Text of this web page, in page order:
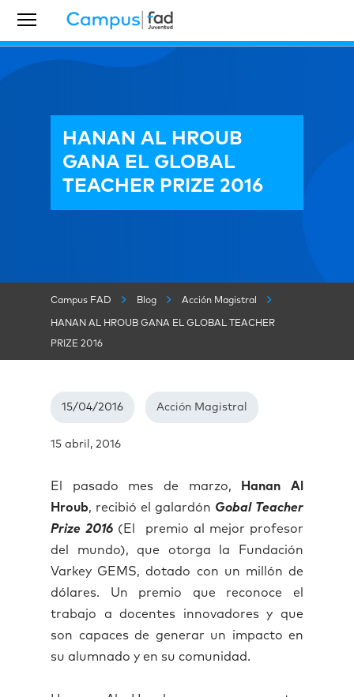
HANAN AL HROUB
GANA EL GLOBAL
TEACHER PRIZE 2016
Campus FAD Blog Acción Magistral
HANAN AL HROUB GANA EL GLOBAL TEACHER
PRIZE 2016
15/04/2016 Acción Magistral
15 abril, 2016
El pasado mes de marzo,
Hanan Al
Hroub, recibió el galardón Gobal Teacher
Prize 2016 (El
premio al mejor profesor
del mundo), que otorga la Fundación
Varkey GEMS, dotado con un millón de
dólares. Un premio que reconoce el
trabajo a docentes innovadores y que
son capaces de generar un impacto en
su alumnado y en su comunidad.